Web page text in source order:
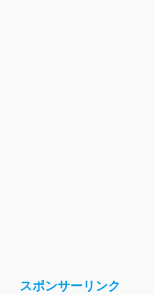
スポンサーリンク